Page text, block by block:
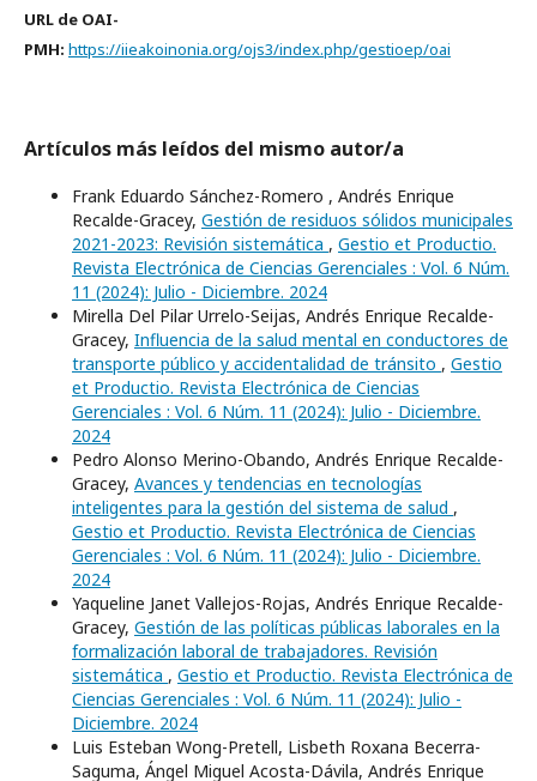
URL de OAI-
PMH: https://iieakoinonia.org/ojs3/index.php/gestioep/oai
Artículos más leídos del mismo autor/a
Frank Eduardo Sánchez-Romero , Andrés Enrique
Recalde-Gracey, Gestión de residuos sólidos municipales
2021-2023: Revisión sistemática , Gestio et Productio.
Revista Electrónica de Ciencias Gerenciales : Vol. 6 Núm.
11 (2024): Julio - Diciembre. 2024
Mirella Del Pilar Urrelo-Seijas, Andrés Enrique Recalde-
Gracey, Influencia de la salud mental en conductores de
transporte público y accidentalidad de tránsito , Gestio
et Productio. Revista Electrónica de Ciencias
Gerenciales : Vol. 6 Núm. 11 (2024): Julio - Diciembre.
2024
Pedro Alonso Merino-Obando, Andrés Enrique Recalde-
Gracey, Avances y tendencias en tecnologías
inteligentes para la gestión del sistema de salud ,
Gestio et Productio. Revista Electrónica de Ciencias
Gerenciales : Vol. 6 Núm. 11 (2024): Julio - Diciembre.
2024
Yaqueline Janet Vallejos-Rojas, Andrés Enrique Recalde-
Gracey, Gestión de las políticas públicas laborales en la
formalización laboral de trabajadores. Revisión
sistemática , Gestio et Productio. Revista Electrónica de
Ciencias Gerenciales : Vol. 6 Núm. 11 (2024): Julio -
Diciembre. 2024
Luis Esteban Wong-Pretell, Lisbeth Roxana Becerra-
Saguma, Ángel Miguel Acosta-Dávila, Andrés Enrique